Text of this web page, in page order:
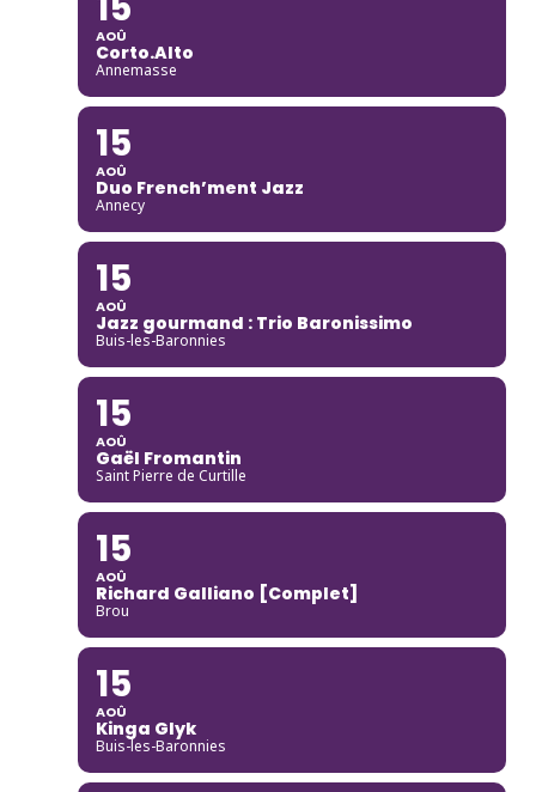
AOÛ
Corto.Alto
Annemasse
15
AOÛ
Duo French’ment Jazz
Annecy
15
AOÛ
Jazz gourmand : Trio Baronissimo
Buis-les-Baronnies
15
AOÛ
Gaël Fromantin
Saint Pierre de Curtille
15
AOÛ
Richard Galliano [Complet]
Brou
15
AOÛ
Kinga Glyk
Buis-les-Baronnies